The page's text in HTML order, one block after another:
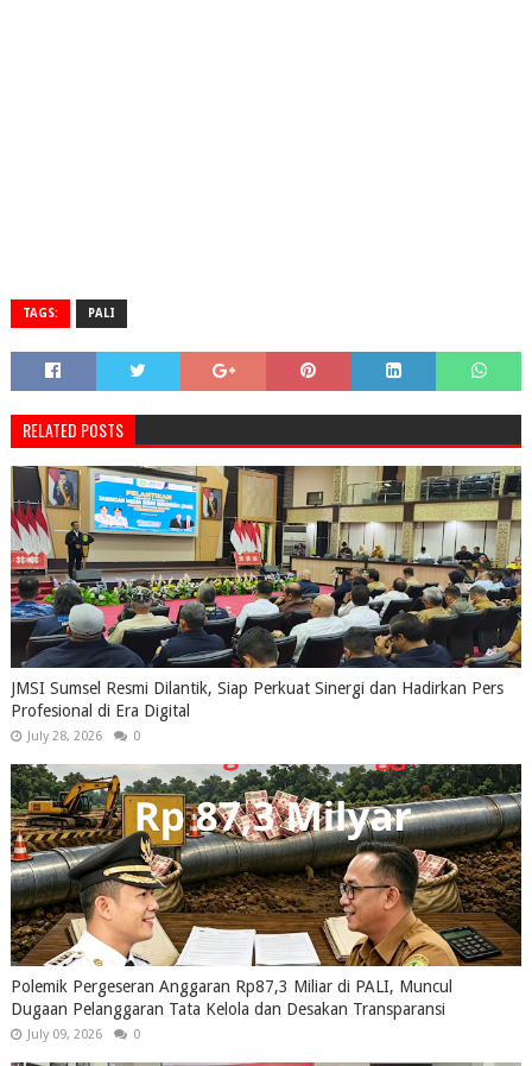
TAGS: PALI
RELATED POSTS
JMSI Sumsel Resmi Dilantik, Siap Perkuat Sinergi dan Hadirkan Pers
Profesional di Era Digital
July 28, 2026 0
Polemik Pergeseran Anggaran Rp87,3 Miliar di PALI, Muncul
Dugaan Pelanggaran Tata Kelola dan Desakan Transparansi
July 09, 2026 0